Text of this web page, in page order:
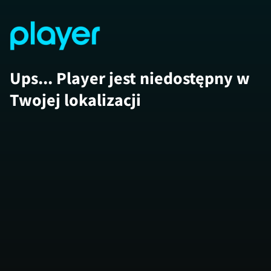
Ups... Player jest niedostępny w
Twojej lokalizacji